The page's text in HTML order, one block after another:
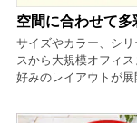
空間に合わせて
サイズやカラー、シ
スから大規模オフィ
好みのレイアウトが展